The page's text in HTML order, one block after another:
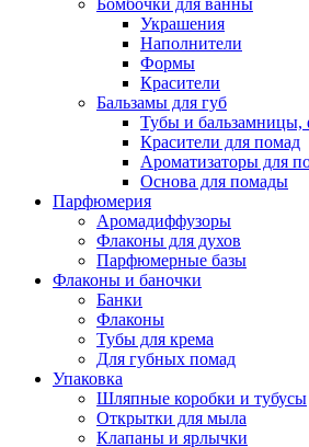
Бомбочки для ванны
Украшения
Наполнители
Формы
Красители
Бальзамы для губ
Тубы и
Красители для помад
Ароматизаторы для
Основа для помады
Парфюмерия
Аромадиффузоры
Флаконы для духов
Парфюмерные базы
Флаконы и баночки
Банки
Флаконы
Тубы для крема
Для губных помад
Упаковка
Шляпные коробки и тубусы
Открытки для мыла
Клапаны и ярлычки